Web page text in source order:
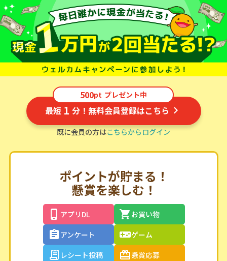
500pt プレゼント中
最短 1 分！無料会員登録はこちら
既に会員の方はこちらからログイン
ポイントが貯まる！
懸賞を楽しむ！
アプリDL
お買い物
アンケート
ゲーム
レシート投稿
懸賞応募